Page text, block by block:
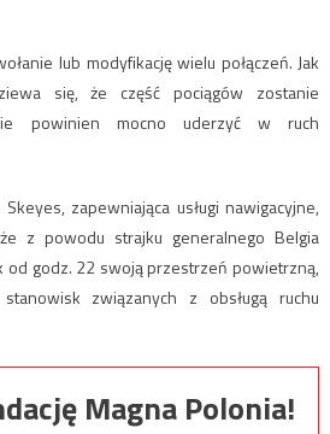
lub modyfikację wielu połączeń. Jak
się, że część pociągów zostanie
powinien mocno uderzyć w ruch
zapewniająca usługi nawigacyjne,
z powodu strajku generalnego Belgia
od godz. 22 swoją przestrzeń powietrzną,
związanych z obsługą ruchu
Magna Polonia!